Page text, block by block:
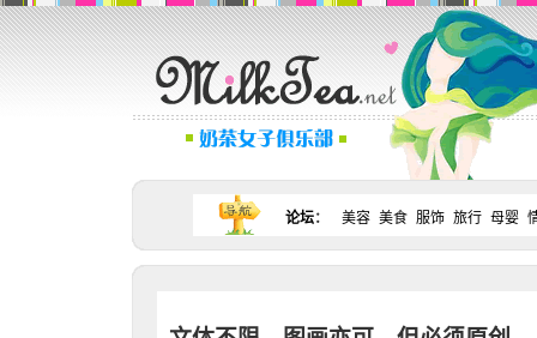
论坛： 美容 美食 服饰 旅行 母婴